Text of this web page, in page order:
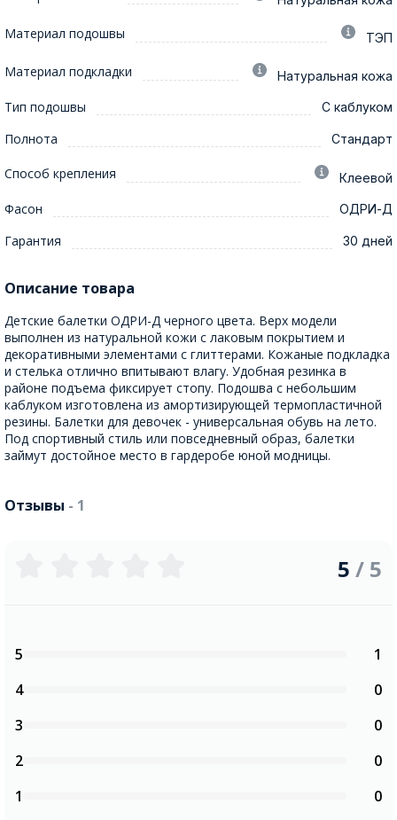
Материал подошвы ТЭП
Материал подкладки Натуральная кожа
Тип подошвы С каблуком
Полнота Стандарт
Способ крепления Клеевой
Фасон ОДРИ-Д
Гарантия 30 дней
Описание товара
Детские балетки ОДРИ-Д черного цвета. Верх модели
выполнен из натуральной кожи с лаковым покрытием и
декоративными элементами с глиттерами. Кожаные подкладка
и стелька отлично впитывают влагу. Удобная резинка в
районе подъема фиксирует стопу. Подошва с небольшим
каблуком изготовлена из амортизирующей термопластичной
резины. Балетки для девочек - универсальная обувь на лето.
Под спортивный стиль или повседневный образ, балетки
займут достойное место в гардеробе юной модницы.
Отзывы - 1
5 / 5
5
1
4
0
3
0
2
0
1
0